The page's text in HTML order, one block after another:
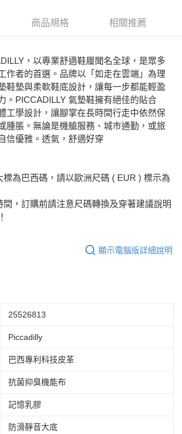
商品規格 相關推薦
，以專業舒適鞋履聞名全球，是眾多
作者的首選。品牌以「如走在雲端」為理
鞋墊與柔軟鞋底設計，讓每一步都能輕盈
。PICCADILLY 氣墊鞋擁有絕佳的貼合
工學設計，讓腳掌在長時間行走中依然保
腫脹。無論是機艙服務、城市通勤，或旅
信優雅。透氣，舒適好穿
為巴西碼，請以歐洲尺碼 ( EUR ) 標示為
，訂購前請注意尺碼轉換及穿著建議說明
顯示電腦版詳細說明
25526813
Piccadilly
巴西專利科技皮革
抗菌抑臭機能布
記憶乳膠
防滑靜音大底